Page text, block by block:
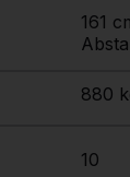
161
880
10